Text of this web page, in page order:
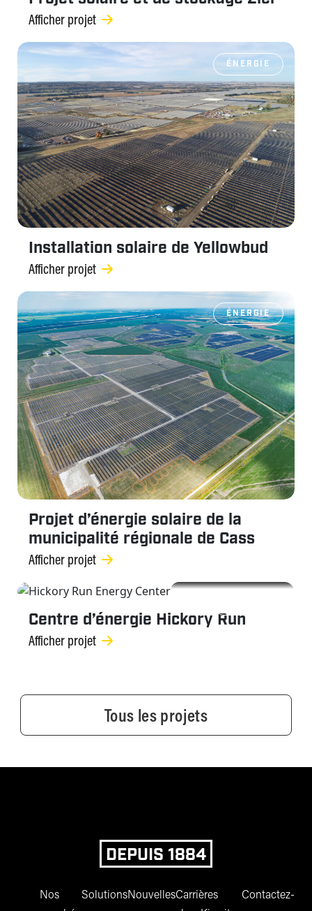
Afficher projet
ÉNERGIE
Installation solaire de Yellowbud
Afficher projet
ÉNERGIE
Projet d’énergie solaire de la
municipalité régionale de Cass
Afficher projet
Centre d’énergie Hickory Run
Afficher projet
Tous les projets
DEPUIS 1884
Nos
SolutionsNouvellesCarrières
Contactez-